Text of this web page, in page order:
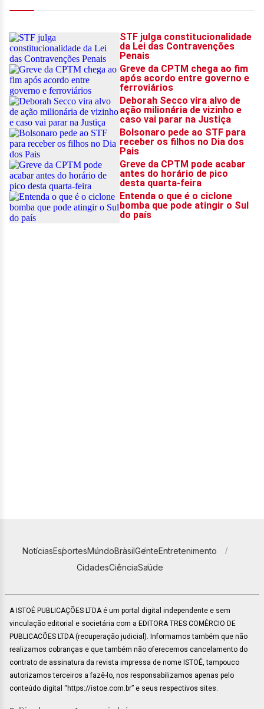
NotíciasEsportesMundoBrasilGenteEntretenimento
CidadesCiênciaSaúde
A ISTOÉ PUBLICAÇÕES LTDA é um portal digital independente e sem
vinculação editorial e societária com a EDITORA TRES COMÉRCIO DE
PUBLICACÕES LTDA (recuperação judicial). Informamos também que não
realizamos cobranças e que também não oferecemos cancelamento do
contrato de assinatura da revista impressa de nome ISTOÉ, tampouco
autorizamos terceiros a fazê-lo, nos responsabilizamos apenas pelo
conteúdo digital “https://istoe.com.br” e seus respectivos sites.